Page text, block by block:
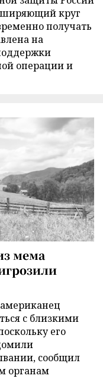
круг
получать
на
операции и
мема
с близкими
его
сообщил
органам